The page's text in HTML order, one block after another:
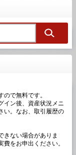
で無料です。
イン後、資産状況メニ
い。なお、取引履歴の
きない場合がありま
をお申出ください。